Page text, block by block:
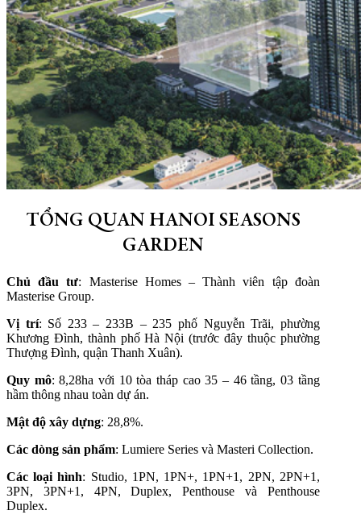
TỔNG QUAN HANOI SEASONS
GARDEN
Chủ đầu tư: Masterise Homes – Thành viên tập đoàn
Masterise Group.
Vị trí: Số 233 – 233B – 235 phố Nguyễn Trãi, phường
Khương Đình, thành phố Hà Nội (trước đây thuộc phường
Thượng Đình, quận Thanh Xuân).
Quy mô: 8,28ha với 10 tòa tháp cao 35 – 46 tầng, 03 tầng
hầm thông nhau toàn dự án.
Mật độ xây dựng: 28,8%.
Các dòng sản phẩm: Lumiere Series và Masteri Collection.
Các loại hình: Studio, 1PN, 1PN+, 1PN+1, 2PN, 2PN+1,
3PN, 3PN+1, 4PN, Duplex, Penthouse và Penthouse
Duplex.